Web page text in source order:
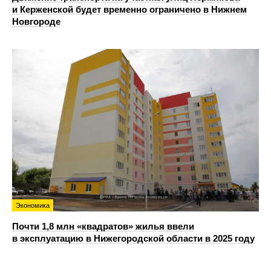
и Керженской будет временно ограничено в Нижнем
Новгороде
Экономика
Почти 1,8 млн «квадратов» жилья ввели
в эксплуатацию в Нижегородской области в 2025 году